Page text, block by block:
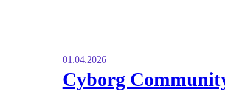
01.04.2026
Cyborg